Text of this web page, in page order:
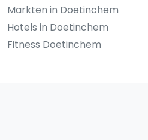
Markten in Doetinchem
Hotels in Doetinchem
Fitness Doetinchem